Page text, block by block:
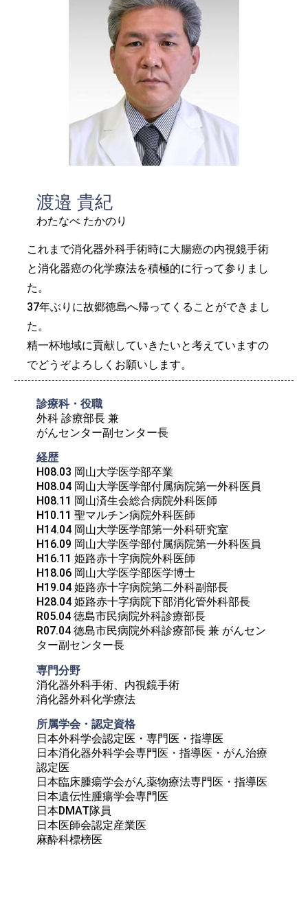
渡邉 貴紀
わたなべ たかのり
これまで消化器外科手術時に大腸癌の内視鏡手術
と消化器癌の化学療法を積極的に行って参りまし
た。
37年ぶりに故郷徳島へ帰ってくることができまし
た。
精一杯地域に貢献していきたいと考えていますの
でどうぞよろしくお願いします。
診療科・役職
外科 診療部長 兼
がんセンター副センター長
経歴
H08.03 岡山大学医学部卒業
H08.04 岡山大学医学部付属病院第一外科医員
H08.11 岡山済生会総合病院外科医師
H10.11 聖マルチン病院外科医師
H14.04 岡山大学医学部第一外科研究室
H16.09 岡山大学医学部付属病院第一外科医員
H16.11 姫路赤十字病院外科医師
H18.06 岡山大学医学部医学博士
H19.04 姫路赤十字病院第二外科副部長
H28.04 姫路赤十字病院下部消化管外科部長
R05.04 徳島市民病院外科診療部長
R07.04 徳島市民病院外科診療部長 兼 がんセン
ター副センター長
専門分野
消化器外科手術、内視鏡手術
消化器外科化学療法
日本外科学会認定医・専門医・指導医
日本消化器外科学会専門医・指導医・がん治療
認定医
日本臨床腫瘍学会がん薬物療法専門医・指導医
日本遺伝性腫瘍学会専門医
日本DMAT隊員
日本医師会認定産業医
麻酔科標榜医